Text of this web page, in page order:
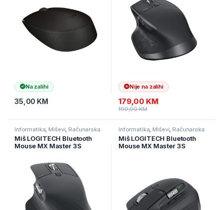
Na zalihi
35,00 KM
Nije na zalihi
179,00 KM
199,00KM
Informatika Miševi Računarska
periferija
Miš LOGITECH Bluetooth
Mouse MX Master 3S
EMA914- 910-006582
Informatika Miševi Računarska
periferija
Miš LOGITECH Bluetooth
Mouse MX Master 3S